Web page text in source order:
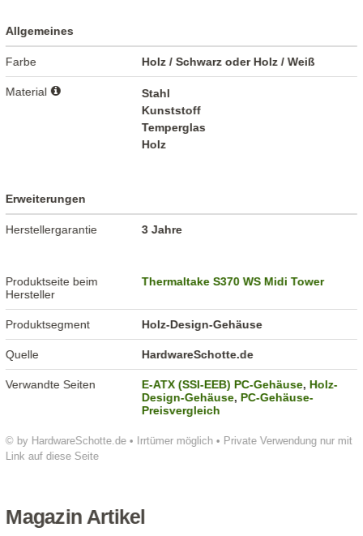
© by HardwareSchotte.de • Irrtümer möglich • Private Verwendung nur mit
Link auf diese Seite
Allgemeines
Farbe Holz / Schwarz oder Holz / Weiß
Material
Stahl
Kunststoff
Temperglas
Holz
Erweiterungen
Herstellergarantie 3 Jahre
Produktseite beim
Hersteller
Thermaltake S370 WS Midi Tower
Produktsegment Holz-Design-Gehäuse
Quelle HardwareSchotte.de
Verwandte Seiten E-ATX (SSI-EEB) PC-Gehäuse,Holz-
Design-Gehäuse,PC-Gehäuse-
Preisvergleich
Magazin Artikel